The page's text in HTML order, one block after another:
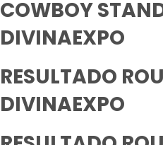
COWBOY
DIVINAEXPO
RESULTADO
DIVINAEXPO